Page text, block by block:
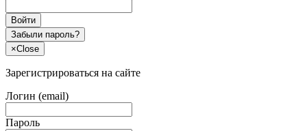
Войти
Забыли пароль?
×Close
Зарегистрироваться на сайте
Логин (email)
Пароль